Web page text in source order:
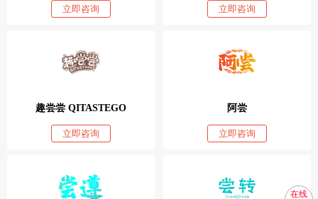
立即咨询 立即咨询
趣尝尝 QITASTEGO
立即咨询
阿尝
立即咨询
在线